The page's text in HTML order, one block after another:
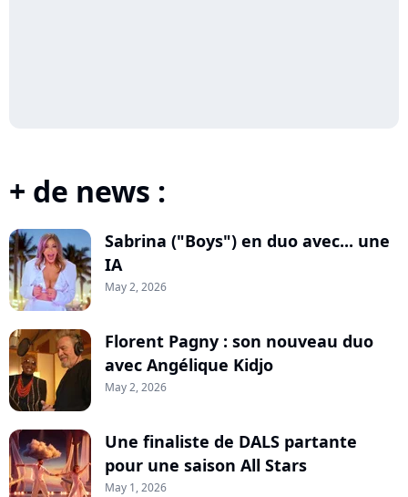
+ de news :
Sabrina ("Boys") en duo avec... une
IA
May 2, 2026
Florent Pagny : son nouveau duo
avec Angélique Kidjo
May 2, 2026
Une finaliste de DALS partante
pour une saison All Stars
May 1, 2026